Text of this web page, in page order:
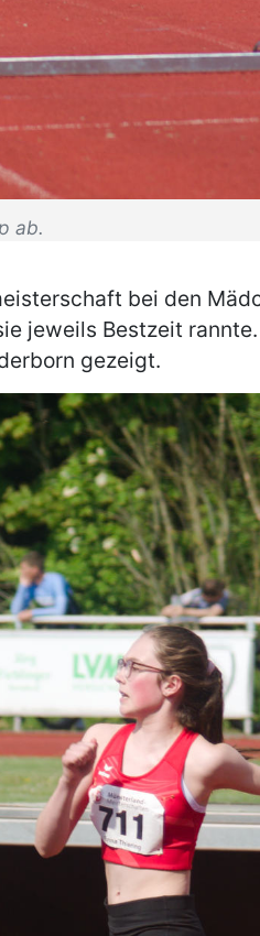
ab.
bei den
jeweils Bestzeit
gezeigt.